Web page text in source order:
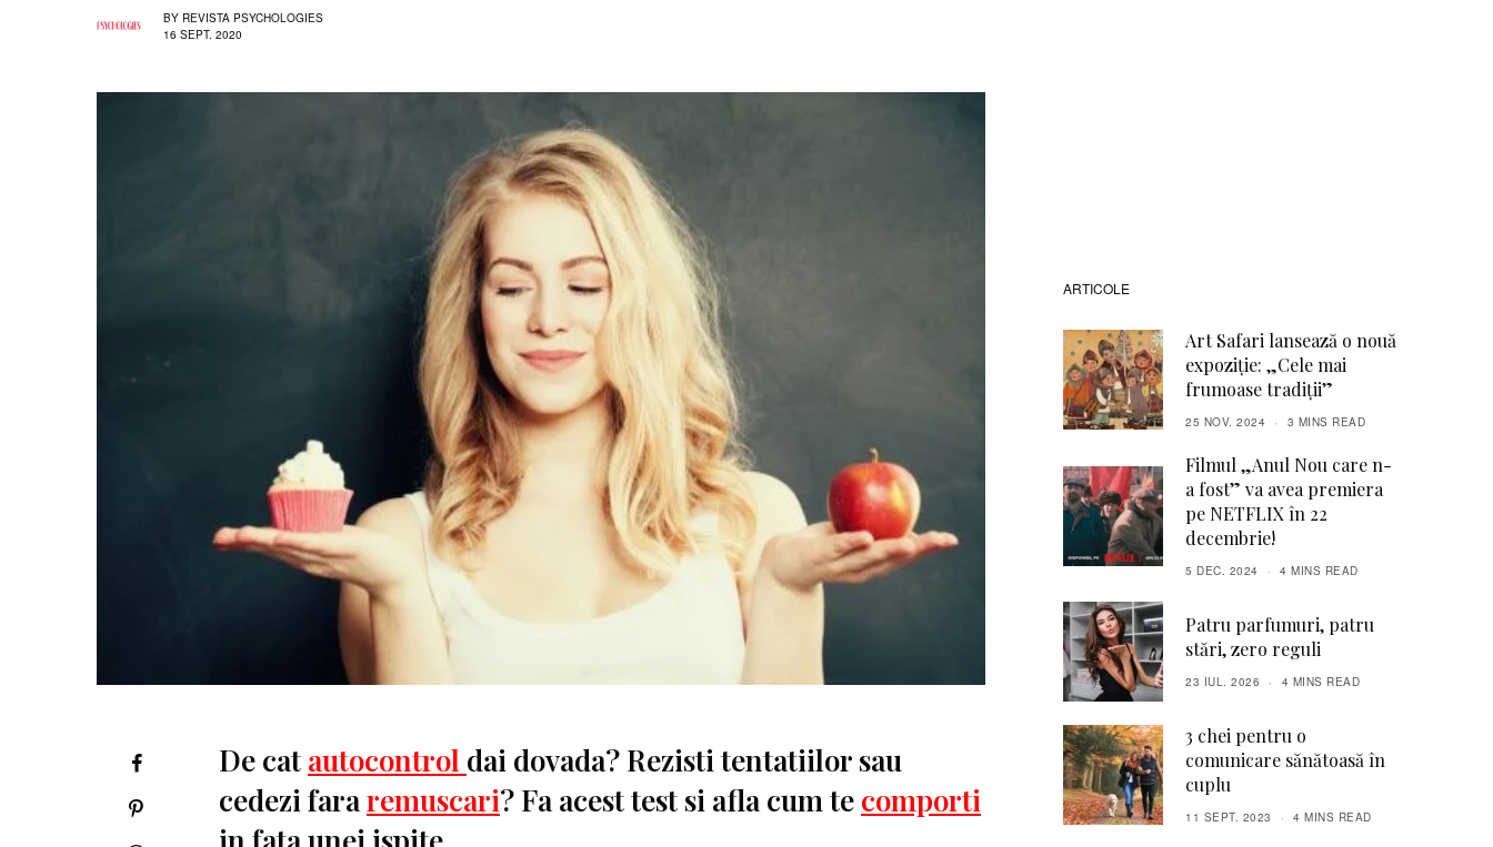
BY REVISTA PSYCHOLOGIES
16 SEPT. 2020
De cat autocontrol dai dovada? Rezisti tentatiilor sau
cedezi fararemuscari? Fa acest test si afla cum te comporti
ARTICOLE
Art Safari lansează o nouă
expoziție: „Cele mai
frumoase tradiții”
25 NOV. 2024 3 MINS READ
Filmul „Anul Nou care n-
a fost” va avea premiera
pe NETFLIX în 22
decembrie!
5 DEC. 2024 4 MINS READ
Patru parfumuri, patru
stări, zero reguli
23 IUL. 2026 4 MINS READ
3 chei pentru o
comunicare sănătoasă în
cuplu
11 SEPT. 2023 4 MINS READ